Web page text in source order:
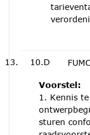
10.D
Voorstel:
1. Kennis
sturen